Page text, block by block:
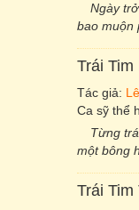
Ngày
bao muộn
Trái Tim
Tác giả:
Ca sỹ thể
Từng
một bông
Trái Tim